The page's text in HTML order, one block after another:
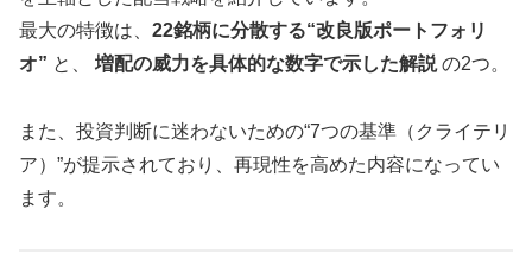
最大の特徴は、 22銘柄に分散する“改良版ポートフォリ
オ” と、 増配の威力を具体的な数字で示した解説の2つ。
また、投資判断に迷わないための“7つの基準（クライテリ
ア）”が提示されており、再現性を高めた内容になってい
ます。